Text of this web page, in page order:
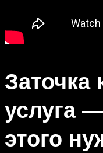
Заточка
услуга
этого